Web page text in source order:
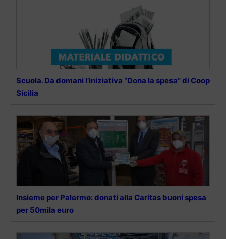
Scuola. Da domani l’iniziativa “Dona la spesa” di Coop
Sicilia
Insieme per Palermo: donati alla Caritas buoni spesa
per 50mila euro